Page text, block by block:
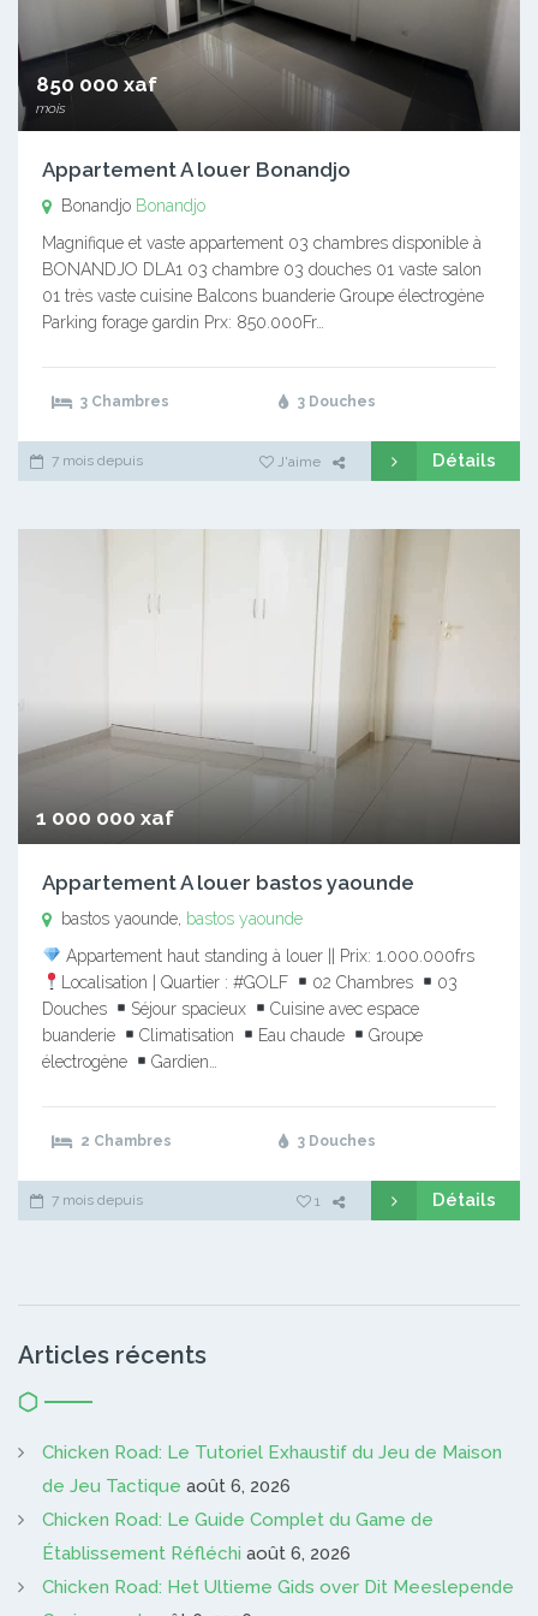
850 000 xaf
mois
Appartement A louer Bonandjo
Bonandjo Bonandjo
Magnifique et vaste appartement 03 chambres disponible à
BONANDJO DLA1 03 chambre 03 douches 01 vaste salon
01 très vaste cuisine Balcons buanderie Groupe électrogène
Parking forage gardin Prx: 850.000Fr…
3 Chambres 3 Douches
7 mois depuis J'aime Détails
1 000 000 xaf
Appartement A louer bastos yaounde
bastos yaounde, bastos yaounde
Appartement haut standing à louer || Prix: 1.000.000frs
Localisation | Quartier : #GOLF
02 Chambres
03
Douches
Séjour spacieux
Cuisine avec espace
buanderie
Climatisation Eau chaude
Groupe
électrogène
Gardien…
2 Chambres 3 Douches
7 mois depuis 1 Détails
Articles récents
Chicken Road: Le Tutoriel Exhaustif du Jeu de Maison
de Jeu Tactique août 6, 2026
Chicken Road: Le Guide Complet du Game de
Établissement Réfléchi août 6, 2026
Chicken Road: Het Ultieme Gids over Dit Meeslepende